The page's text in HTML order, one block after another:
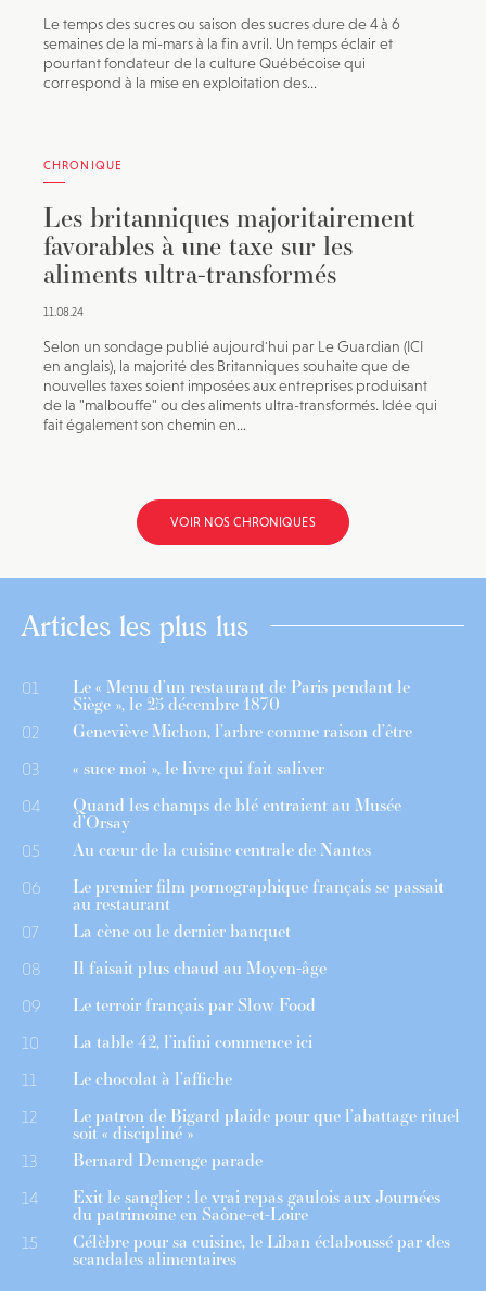
Le temps des sucres ou saison des sucres dure de 4 à 6
semaines de la mi-mars à la fin avril. Un temps éclair et
pourtant fondateur de la culture Québécoise qui
correspond à la mise en exploitation des...
CHRONIQUE
Les britanniques majoritairement
favorables à une taxe sur les
aliments ultra-transformés
11.08.24
Selon un sondage publié aujourd'hui par Le Guardian (ICI
en anglais), la majorité des Britanniques souhaite que de
nouvelles taxes soient imposées aux entreprises produisant
de la "malbouffe" ou des aliments ultra-transformés. Idée qui
fait également son chemin en...
VOIR NOS CHRONIQUES
Articles les plus lus
01 Le « Menu d’un restaurant de Paris pendant le
Siège », le 25 décembre 1870
02 Geneviève Michon, l’arbre comme raison d’être
03 « suce moi », le livre qui fait saliver
04 Quand les champs de blé entraient au Musée
d’Orsay
05 Au cœur de la cuisine centrale de Nantes
06 Le premier film pornographique français se passait
au restaurant
07 La cène ou le dernier banquet
08 Il faisait plus chaud au Moyen-âge
09 Le terroir français par Slow Food
10 La table 42, l’infini commence ici
11 Le chocolat à l’affiche
12 Le patron de Bigard plaide pour que l’abattage rituel
soit « discipliné »
13 Bernard Demenge parade
14 Exit le sanglier : le vrai repas gaulois aux Journées
du patrimoine en Saône-et-Loire
15 Célèbre pour sa cuisine, le Liban éclaboussé par des
scandales alimentaires